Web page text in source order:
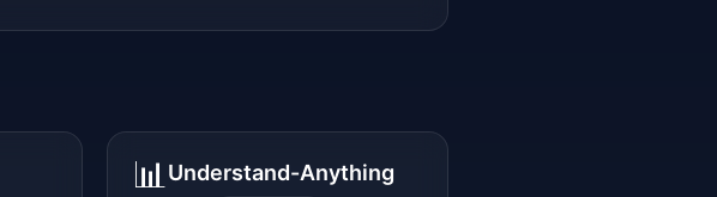
📊 Understand-Anything